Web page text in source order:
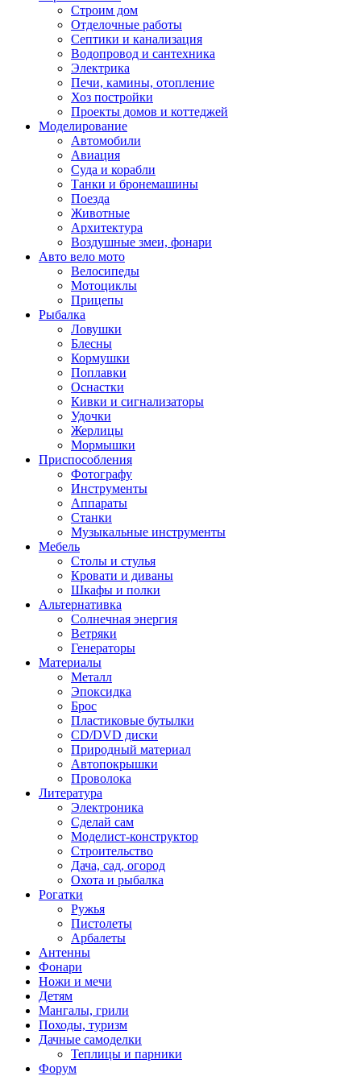
Строим дом
Отделочные работы
Септики и канализация
Водопровод и сантехника
Электрика
Печи, камины, отопление
Хоз постройки
Проекты домов и коттеджей
Моделирование
Автомобили
Авиация
Суда и корабли
Танки и бронемашины
Поезда
Животные
Архитектура
Воздушные змеи, фонари
Авто вело мото
Велосипеды
Мотоциклы
Прицепы
Рыбалка
Ловушки
Блесны
Кормушки
Поплавки
Оснастки
Кивки и сигнализаторы
Удочки
Жерлицы
Мормышки
Приспособления
Фотографу
Инструменты
Аппараты
Станки
Музыкальные инструменты
Мебель
Столы и стулья
Кровати и диваны
Шкафы и полки
Альтернативка
Солнечная энергия
Ветряки
Генераторы
Материалы
Металл
Эпоксидка
Брос
Пластиковые бутылки
CD/DVD диски
Природный материал
Автопокрышки
Проволока
Литература
Электроника
Сделай сам
Моделист-конструктор
Строительство
Дача, сад, огород
Охота и рыбалка
Рогатки
Ружья
Пистолеты
Арбалеты
Антенны
Фонари
Ножи и мечи
Детям
Мангалы, грили
Походы, туризм
Дачные самоделки
Теплицы и парники
Форум